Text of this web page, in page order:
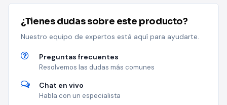
¿Tienes dudas sobre este producto?
Nuestro equipo de expertos está aquí para ayudarte.
Preguntas frecuentes
Resolvemos las dudas más comunes
Chat en vivo
Habla con un especialista